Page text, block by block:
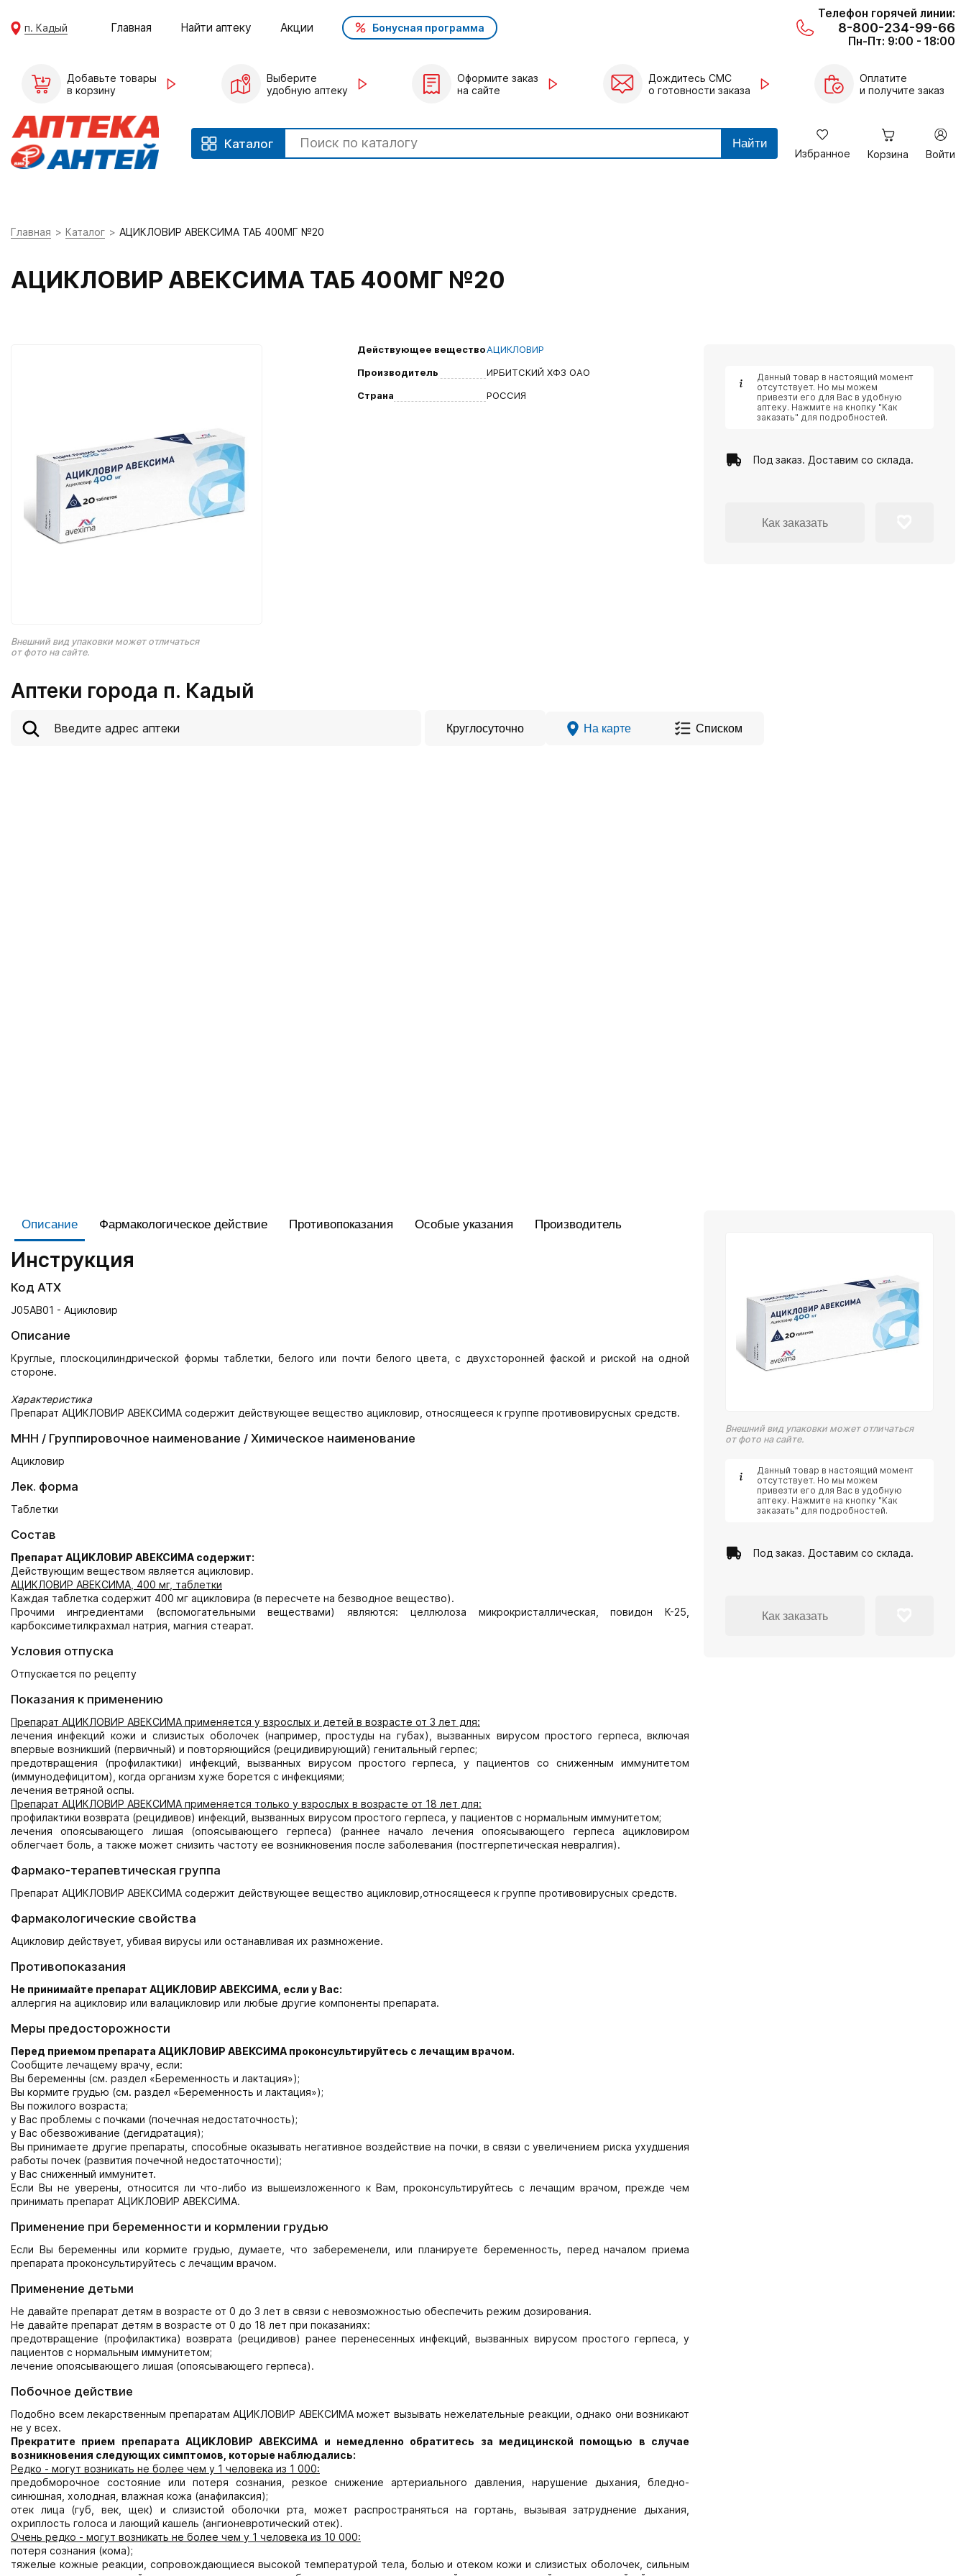
п. Кадый Главная Найти аптеку Акции Бонусная программа
Телефон горячей линии:
8-800-234-99-66
Пн-Пт: 9:00 - 18:00
Добавьте товары
в корзину
Выберите
удобную аптеку
Оформите заказ
на сайте
Дождитесь СМС
о готовности заказа
Оплатите
и получите заказ
Каталог Найти
Избранное Корзина Войти
Главная Каталог АЦИКЛОВИР АВЕКСИМА ТАБ 400МГ №20
АЦИКЛОВИР АВЕКСИМА ТАБ 400МГ №20
Внешний вид упаковки может отличаться
от фото на сайте.
Действующее веществоАЦИКЛОВИР
Производитель
ИРБИТСКИЙ ХФЗ ОАО
Страна
РОССИЯ
Данный товар в настоящий момент
отсутствует. Но мы можем
привезти его для Вас в удобную
аптеку. Нажмите на кнопку "Как
заказать" для подробностей.
Под заказ. Доставим со склада.
Как заказать
Аптеки города п. Кадый
Круглосуточно На карте Списком
Описание Фармакологическое действие Противопоказания Особые указания Производитель
Инструкция
Код АТХ
J05AB01 - Ацикловир
Описание
Круглые, плоскоцилиндрической формы таблетки, белого или почти белого цвета, с двухсторонней фаской и риской на одной
стороне.
Характеристика
Препарат АЦИКЛОВИР АВЕКСИМА содержит действующее вещество ацикловир, относящееся к группе противовирусных средств.
МНН / Группировочное наименование / Химическое наименование
Ацикловир
Лек. форма
Таблетки
Состав
Препарат АЦИКЛОВИР АВЕКСИМА содержит:
Действующим веществом является ацикловир.
АЦИКЛОВИР АВЕКСИМА, 400 мг, таблетки
Каждая таблетка содержит 400 мг ацикловира (в пересчете на безводное вещество).
Прочими ингредиентами (вспомогательными веществами) являются: целлюлоза микрокристаллическая, повидон К-25,
карбоксиметилкрахмал натрия, магния стеарат.
Условия отпуска
Отпускается по рецепту
Показания к применению
Препарат АЦИКЛОВИР АВЕКСИМА применяется у взрослых и детей в возрасте от 3 лет для:
лечения инфекций кожи и слизистых оболочек (например, простуды на губах), вызванных вирусом простого герпеса, включая
впервые возникший (первичный) и повторяющийся (рецидивирующий) генитальный герпес;
предотвращения (профилактики) инфекций, вызванных вирусом простого герпеса, у пациентов со сниженным иммунитетом
(иммунодефицитом), когда организм хуже борется с инфекциями;
лечения ветряной оспы.
Препарат АЦИКЛОВИР АВЕКСИМА применяется только у взрослых в возрасте от 18 лет для:
профилактики возврата (рецидивов) инфекций, вызванных вирусом простого герпеса, у пациентов с нормальным иммунитетом;
лечения опоясывающего лишая (опоясывающего герпеса) (раннее начало лечения опоясывающего герпеса ацикловиром
облегчает боль, а также может снизить частоту ее возникновения после заболевания (постгерпетическая невралгия).
Фармако-терапевтическая группа
Препарат АЦИКЛОВИР АВЕКСИМА содержит действующее вещество ацикловир,относящееся к группе противовирусных средств.
Фармакологические свойства
Ацикловир действует, убивая вирусы или останавливая их размножение.
Противопоказания
Не принимайте препарат АЦИКЛОВИР АВЕКСИМА, если у Вас:
аллергия на ацикловир или валацикловир или любые другие компоненты препарата.
Меры предосторожности
Перед приемом препарата АЦИКЛОВИР АВЕКСИМА проконсультируйтесь с лечащим врачом.
Сообщите лечащему врачу, если:
Вы беременны (см. раздел «Беременность и лактация»);
Вы кормите грудью (см. раздел «Беременность и лактация»);
Вы пожилого возраста;
у Вас проблемы с почками (почечная недостаточность);
у Вас обезвоживание (дегидратация);
Вы принимаете другие препараты, способные оказывать негативное воздействие на почки, в связи с увеличением риска ухудшения
работы почек (развития почечной недостаточности);
у Вас сниженный иммунитет.
Если Вы не уверены, относится ли что-либо из вышеизложенного к Вам, проконсультируйтесь с лечащим врачом, прежде чем
принимать препарат АЦИКЛОВИР АВЕКСИМА.
Применение при беременности и кормлении грудью
Если Вы беременны или кормите грудью, думаете, что забеременели, или планируете беременность, перед началом приема
препарата проконсультируйтесь с лечащим врачом.
Применение детьми
Не давайте препарат детям в возрасте от 0 до 3 лет в связи с невозможностью обеспечить режим дозирования.
Не давайте препарат детям в возрасте от 0 до 18 лет при показаниях:
предотвращение (профилактика) возврата (рецидивов) ранее перенесенных инфекций, вызванных вирусом простого герпеса, у
пациентов с нормальным иммунитетом;
лечение опоясывающего лишая (опоясывающего герпеса).
Побочное действие
Подобно всем лекарственным препаратам АЦИКЛОВИР АВЕКСИМА может вызывать нежелательные реакции, однако они возникают
не у всех.
Прекратите прием препарата АЦИКЛОВИР АВЕКСИМА и немедленно обратитесь за медицинской помощью в случае
возникновения следующих симптомов, которые наблюдались:
Редко - могут возникать не более чем у 1 человека из 1 000:
предобморочное состояние или потеря сознания, резкое снижение артериального давления, нарушение дыхания, бледно-
синюшная, холодная, влажная кожа (анафилаксия);
отек лица (губ, век, щек) и слизистой оболочки рта, может распространяться на гортань, вызывая затруднение дыхания,
охриплость голоса и лающий кашель (ангионевротический отек).
Очень редко - могут возникать не более чем у 1 человека из 10 000:
потеря сознания (кома);
тяжелые кожные реакции, сопровождающиеся высокой температурой тела, болью и отеком кожи и слизистых оболочек, сильным
Внешний вид упаковки может отличаться
от фото на сайте.
Данный товар в настоящий момент
отсутствует. Но мы можем
привезти его для Вас в удобную
аптеку. Нажмите на кнопку "Как
заказать" для подробностей.
Под заказ. Доставим со склада.
Как заказать